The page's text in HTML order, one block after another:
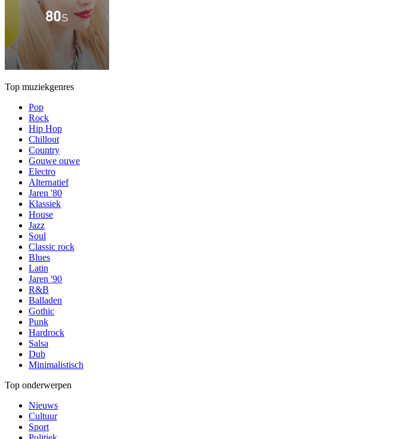
Top muziekgenres
Pop
Rock
Hip Hop
Chillout
Country
Gouwe ouwe
Electro
Alternatief
Jaren '80
Klassiek
House
Jazz
Soul
Classic rock
Blues
Latin
Jaren '90
R&B
Balladen
Gothic
Punk
Hardrock
Salsa
Dub
Minimalistisch
Top onderwerpen
Nieuws
Cultuur
Sport